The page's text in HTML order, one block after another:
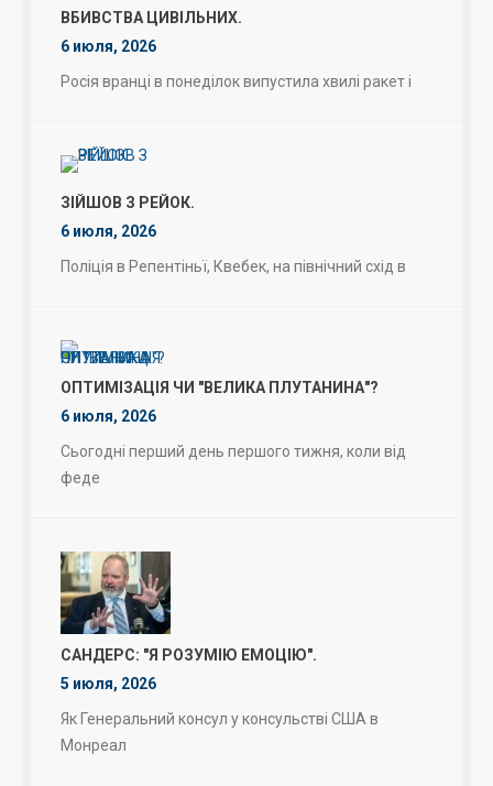
ВБИВСТВА ЦИВІЛЬНИХ.
6 июля, 2026
Росія вранці в понеділок випустила хвилі ракет і
ЗІЙШОВ З РЕЙОК.
6 июля, 2026
Поліція в Репентіньї, Квебек, на північний схід в
ОПТИМІЗАЦІЯ ЧИ "ВЕЛИКА ПЛУТАНИНА"?
6 июля, 2026
Сьогодні перший день першого тижня, коли від
феде
САНДЕРС: "Я РОЗУМІЮ ЕМОЦІЮ".
5 июля, 2026
Як Генеральний консул у консульстві США в
Монреал